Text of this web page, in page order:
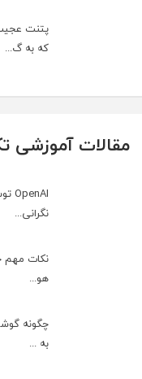
پتنت
که به گ...
مقالات آموزشی
نگرانی...
نکات مهم
هو...
به ...